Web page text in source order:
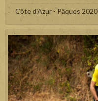
Côte d'Azur - Pâques 2020